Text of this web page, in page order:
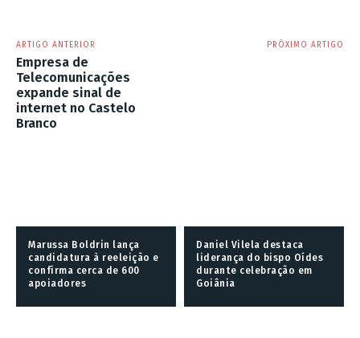
ARTIGO ANTERIOR
Empresa de
Telecomunicações
expande sinal de
internet no Castelo
Branco
PRÓXIMO ARTIGO
Marussa Boldrin lança
candidatura à reeleição e
confirma cerca de 600
apoiadores
Daniel Vilela destaca
liderança do bispo Oídes
durante celebração em
Goiânia